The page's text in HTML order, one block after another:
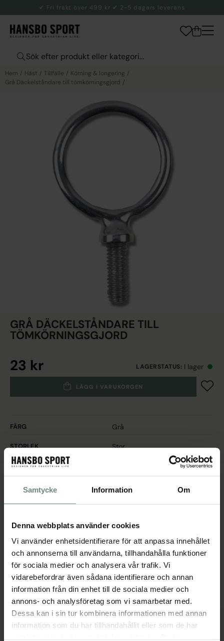
Samtycke Information Om
Denna webbplats använder cookies
Vi använder enhetsidentifierare för att anpassa innehållet
och annonserna till användarna, tillhandahålla funktioner
för sociala medier och analysera vår trafik. Vi
vidarebefordrar även sådana identifierare och annan
information från din enhet till de sociala medier och
annons- och analysföretag som vi samarbetar med.
Dessa kan i sin tur kombinera informationen med annan
information som du har tillhandahållit eller som de har
✔ Fri frakt över 499 kr ✔ 2-5 dagars leverans
Hem Häst Tillfälle
Körning & longering
Grå Däckelståndare till tömkörningsgjord
GRÅ DÄCKELSTÅNDARE TILL
TÖMKÖRNINGSGJORD
23 kr LAGERSTATUS: I lager
LÄGG I VARUKORGEN
FÄRG Grå
STORLEK Stor
PRODUKTBESKRIVNING
Reservdel, säljs/st.Dimension ring innermått 38 mm, yttermått 45
SPECIFIKATIONER
Populära produkter